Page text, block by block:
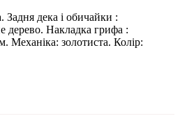
Задня дека і обичайки :
дерево. Накладка грифа :
Механіка: золотиста. Колір: